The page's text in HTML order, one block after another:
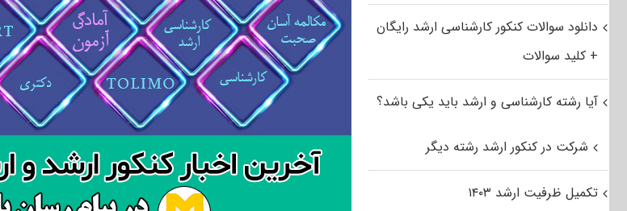
دانلود سوالات کنکور کارشناسی ارشد رایگان
+ کلید سوالات
آیا رشته کارشناسی و ارشد باید یکی باشد؟
شرکت در کنکور ارشد رشته دیگر
تکمیل ظرفیت ارشد ۱۴۰۳